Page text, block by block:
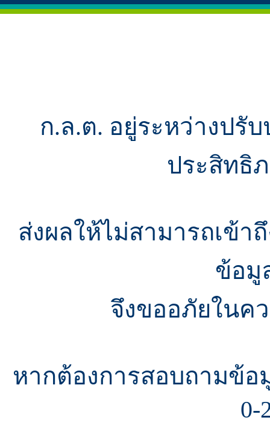
ก.ล.ต. อยู่ระหว่างปรั
ประสิทธิ
ส่งผลให้ไม่สามารถเข้า
ข้อมู
จึงขออภัยในค
หากต้องการสอบถามข้อ
0-